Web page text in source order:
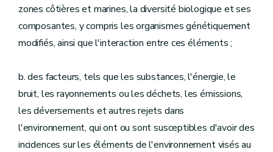
zones côtières et marines, la diversité biologique et ses
composantes, y compris les organismes génétiquement
modifiés, ainsi que l'interaction entre ces éléments ;
b. des facteurs, tels que les substances, l'énergie, le
bruit, les rayonnements ou les déchets, les émissions,
les déversements et autres rejets dans
l'environnement, qui ont ou sont susceptibles d'avoir des
incidences sur les éléments de l'environnement visés au